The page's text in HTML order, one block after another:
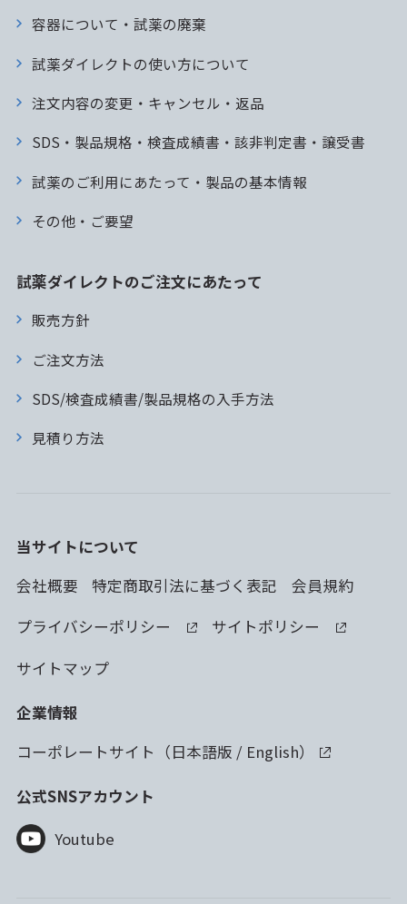
容器について・試薬の廃棄
試薬ダイレクトの使い方について
注文内容の変更・キャンセル・返品
SDS・製品規格・検査成績書・該非判定書・譲受書
試薬のご利用にあたって・製品の基本情報
その他・ご要望
試薬ダイレクトのご注文にあたって
販売方針
ご注文方法
SDS/検査成績書/製品規格の入手方法
見積り方法
当サイトについて
会社概要
特定商取引法に基づく表記
会員規約
プライバシーポリシー
サイトポリシー
サイトマップ
企業情報
コーポレートサイト（日本語版 / English）
公式SNSアカウント
Youtube